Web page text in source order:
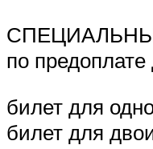
по предоплате
билет для
билет для